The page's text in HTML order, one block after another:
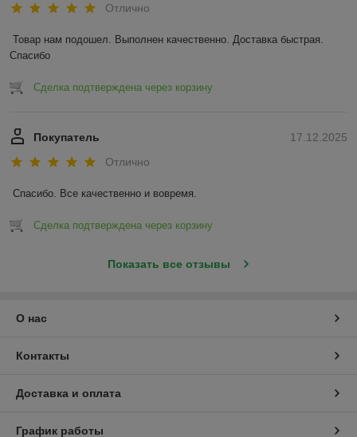
Отлично
Товар нам подошел. Выполнен качественно. Доставка быстрая.
Спасибо
Сделка подтверждена через корзину
17.12.2025
Покупатель
Отлично
Спасибо. Все качественно и вовремя.
Сделка подтверждена через корзину
Показать все отзывы
О нас
Контакты
Доставка и оплата
График работы